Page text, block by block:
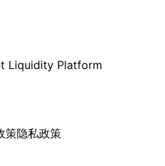
Liquidity Platform
策隐私政策